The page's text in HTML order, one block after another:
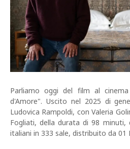
Parliamo oggi del film al
d'Amore". Uscito nel 2025 di
Ludovica Rampoldi, con Valeria
Fogliati, della durata di 98
italiani in 333 sale, distribuito da 01